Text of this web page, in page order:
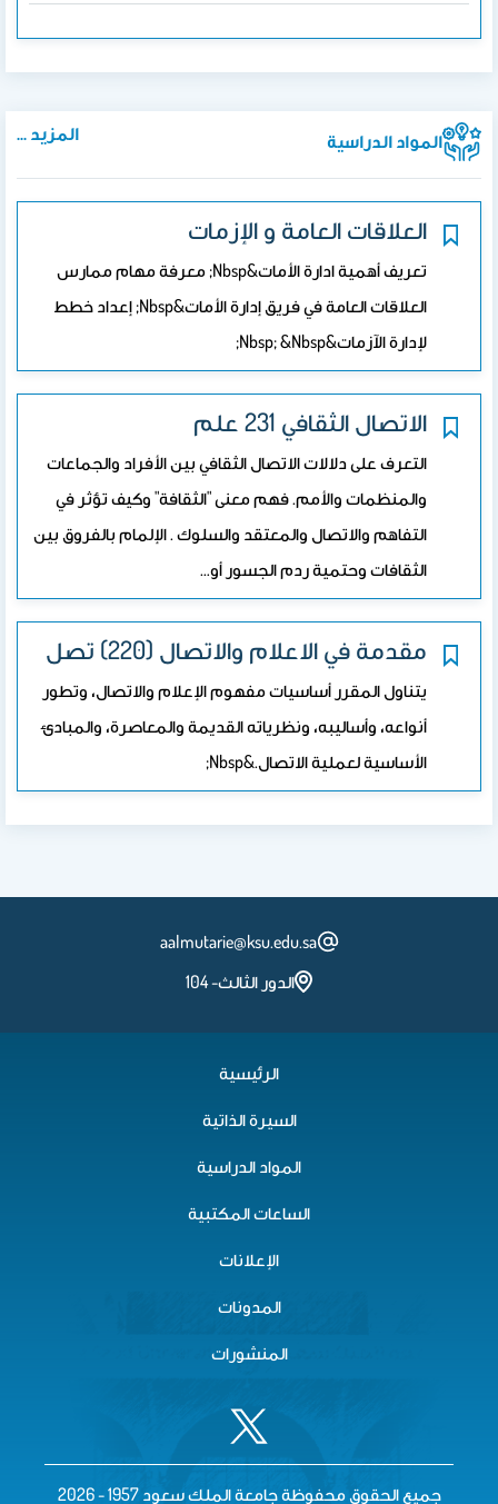
المواد الدراسية المزيد ...
العلاقات العامة و الإزمات
تعريف أهمية ادارة الأمات&nbsp; معرفة مهام ممارس
العلاقات العامة في فريق إدارة الأمات&nbsp; إعداد خطط
لإدارة الآزمات&nbsp; &nbsp;
الاتصال الثقافي 231 علم
التعرف على دلالات الاتصال الثقافي بين الأفراد والجماعات
والمنظمات والأمم. فهم معنى "الثقافة" وكيف تؤثر في
التفاهم والاتصال والمعتقد والسلوك . الإلمام بالفروق بين
الثقافات وحتمية ردم الجسور أو…
مقدمة في الاعلام والاتصال (220) تصل
يتناول المقرر أساسيات مفهوم الإعلام والاتصال، وتطور
أنواعه، وأساليبه، ونظرياته القديمة والمعاصرة، والمبادئ
الأساسية لعملية الاتصال.&nbsp;
aalmutarie@ksu.edu.sa
الدور الثالث- 104
الرئيسية
السيرة الذاتية
المواد الدراسية
الساعات المكتبية
الإعلانات
المدونات
المنشورات
جميع الحقوق محفوظة جامعة الملك سعود 1957 - 2026